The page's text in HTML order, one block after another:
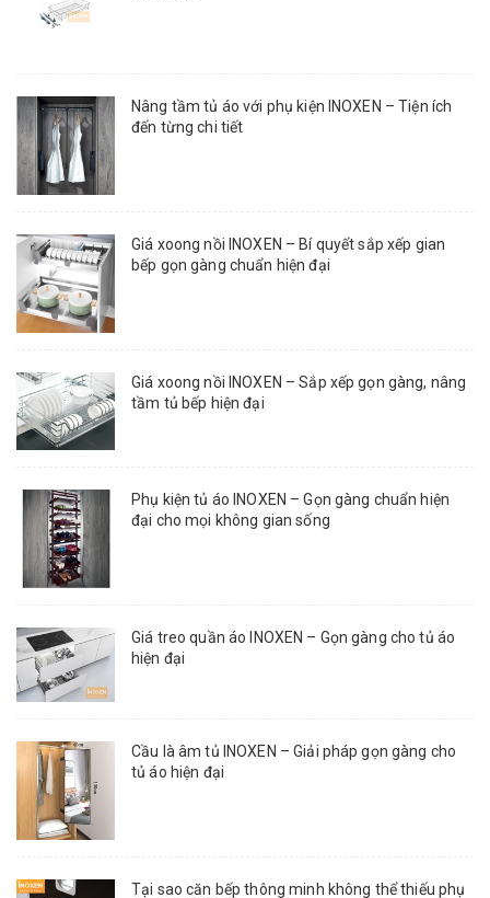
Nâng tầm tủ áo với phụ kiện INOXEN – Tiện ích
đến từng chi tiết
Giá xoong nồi INOXEN – Bí quyết sắp xếp gian
bếp gọn gàng chuẩn hiện đại
Giá xoong nồi INOXEN – Sắp xếp gọn gàng, nâng
tầm tủ bếp hiện đại
Phụ kiện tủ áo INOXEN – Gọn gàng chuẩn hiện
đại cho mọi không gian sống
Giá treo quần áo INOXEN – Gọn gàng cho tủ áo
hiện đại
Cầu là âm tủ INOXEN – Giải pháp gọn gàng cho
tủ áo hiện đại
Tại sao căn bếp thông minh không thể thiếu phụ